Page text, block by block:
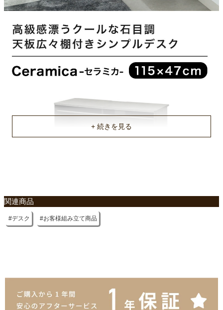
約26kg
商品重量
約23kg
原産国
マレーシア
関連商品
デスク お客様組み立て商品